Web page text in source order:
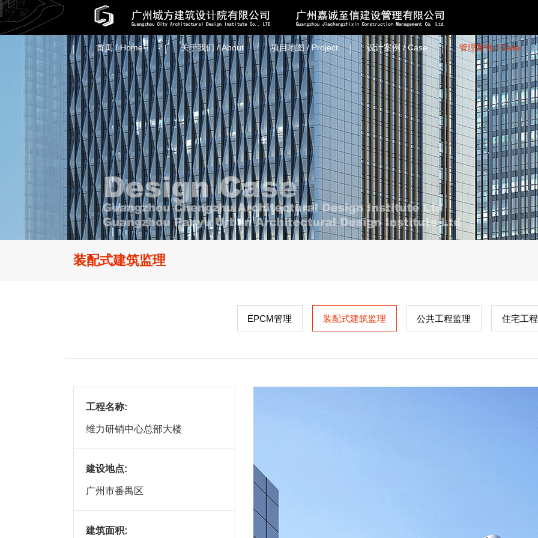
首页 / Home 关于我们 / About 项目地图 / Project 设计案例 / Case 管理案例 / Case
装配式建筑监理
EPCM管理 装配式建筑监理 公共工程监理 住宅工
工程名称:
维力研销中心总部大楼
建设地点:
广州市番禺区
建筑面积: